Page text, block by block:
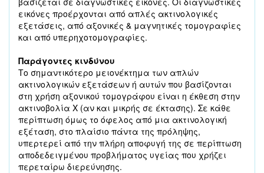
εικόνες προέρχονται από απλές ακτινολογικές
εξετάσεις, από αξονικές & μαγνητικές τομογραφίες
και από υπερηχοτομογραφίες.
Παράγοντες κινδύνου
Το σημαντικότερο μειονέκτημα των απλών
ακτινολογικών εξετάσεων ή αυτών που βασίζονται
στη χρήση αξονικού τομογράφου είναι η έκθεση στην
ακτινοβολία Χ (αν και μικρής σε έκτασης). Σε κάθε
περίπτωση όμως το όφελος από μια ακτινολογική
εξέταση, στο πλαίσιο πάντα της πρόληψης,
υπερτερεί από την πλήρη αποφυγή της σε περίπτωση
αποδεδειγμένου προβλήματος υγείας που χρήζει
περεταίρω διερεύνησης.